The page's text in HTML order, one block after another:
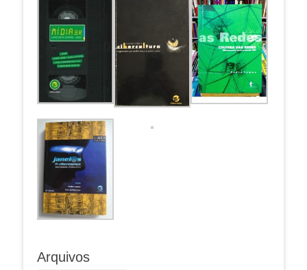
Arquivos